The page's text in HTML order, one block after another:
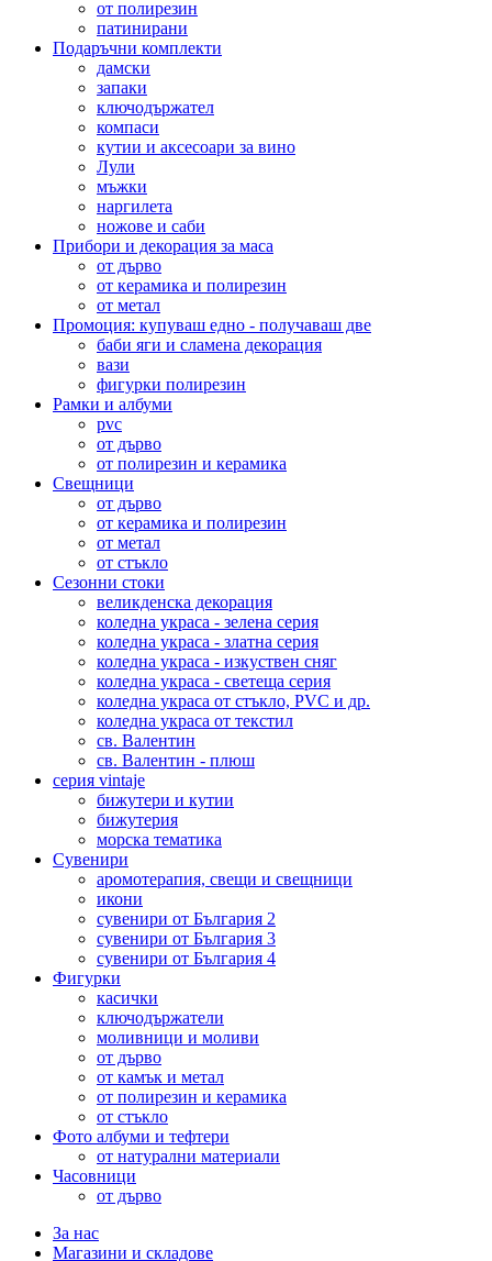
от полирезин
патинирани
Подаръчни комплекти
дамски
запаки
ключодържател
компаси
кутии и аксесоари за вино
Лули
мъжки
наргилета
ножове и саби
Прибори и декорация за маса
от дърво
от керамика и полирезин
от метал
Промоция: купуваш едно - получаваш две
баби яги и сламена декорация
вази
фигурки полирезин
Рамки и албуми
pvc
от дърво
от полирезин и керамика
Свещници
от дърво
от керамика и полирезин
от метал
от стъкло
Сезонни стоки
великденска декорация
коледна украса - зелена серия
коледна украса - златна серия
коледна украса - изкуствен сняг
коледна украса - светеща серия
коледна украса от стъкло, PVC и др.
коледна украса от текстил
св. Валентин
св. Валентин - плюш
серия vintaje
бижутери и кутии
бижутерия
морска тематика
Сувенири
аромотерапия, свещи и свещници
икони
сувенири от България 2
сувенири от България 3
сувенири от България 4
Фигурки
касички
ключодържатели
моливници и моливи
от дърво
от камък и метал
от полирезин и керамика
от стъкло
Фото албуми и тефтери
от натурални материали
Часовници
от дърво
За нас
Магазини и складове